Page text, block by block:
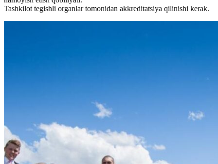
Tashkilot tegishli organlar tomonidan akkreditatsiya qilinishi kerak.